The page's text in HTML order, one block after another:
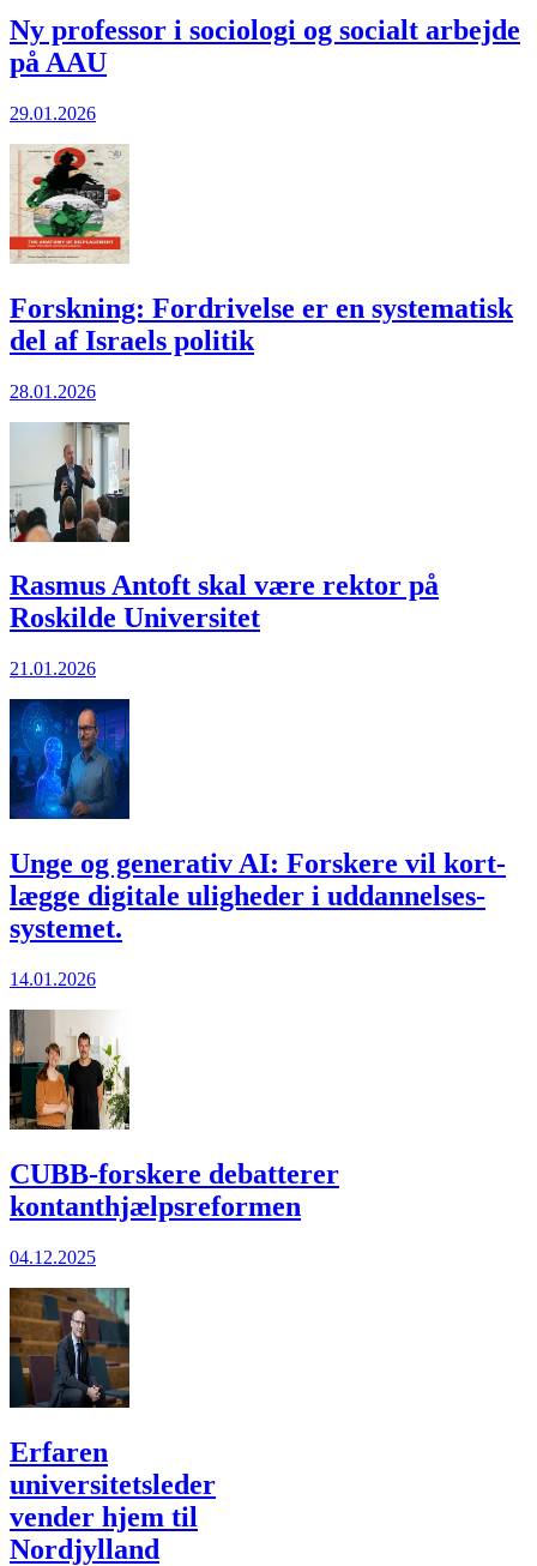
Ny professor i sociologi og socialt arbejde
på AAU
29.01.2026
Forskning: Fordrivelse er en systematisk
del af Israels politik
28.01.2026
Rasmus Antoft skal være rektor på
Roskilde Universitet
21.01.2026
Unge og generativ AI: Forskere vil kort­
lægge digitale uligheder i uddannelses­
systemet.
14.01.2026
CUBB-forskere debatterer
kontanthjælpsreformen
04.12.2025
Erfaren
universitetsleder
vender hjem til
Nordjylland